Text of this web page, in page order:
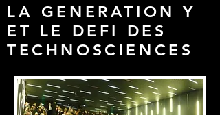
LA GENERATION Y
ET LE DEFI DES
TECHNOSCIENCES